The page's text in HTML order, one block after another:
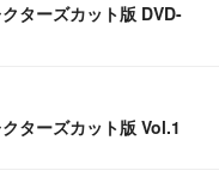
ターズカット版 DVD-
ターズカット版 Vol.1